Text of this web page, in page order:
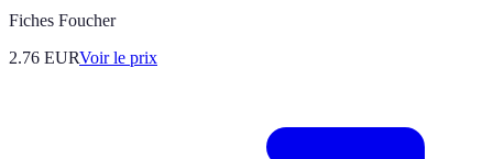
Fiches Foucher
2.76 EURVoir le prix